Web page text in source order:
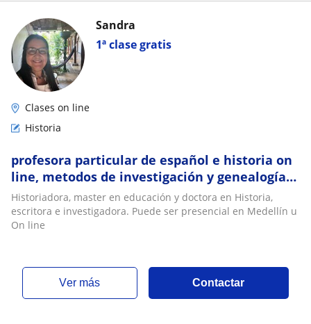
1ª clase gratis
Sandra
Clases on line
Historia
profesora particular de español e historia on
line, metodos de investigación y genealogía
familiar
Historiadora, master en educación y doctora en Historia,
escritora e investigadora. Puede ser presencial en Medellín u
On line
ver más Contactar